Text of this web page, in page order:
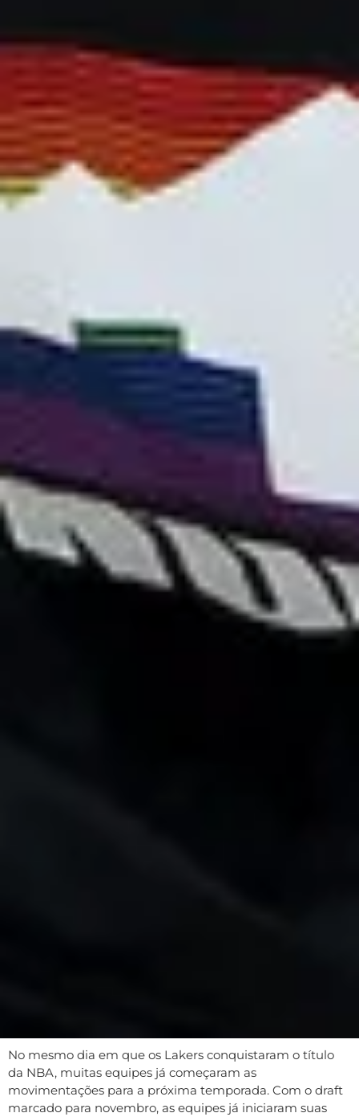
No mesmo dia em que os Lakers conquistaram o título
da NBA, muitas equipes já começaram as
movimentações para a próxima temporada. Com o draft
marcado para novembro, as equipes já iniciaram suas